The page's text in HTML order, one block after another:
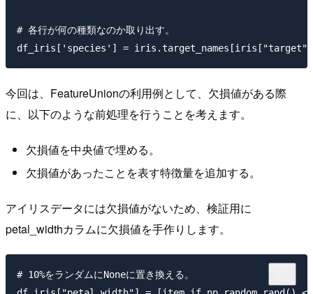
# 各行が何の種類なのか取り出す。
今回は、FeatureUnionの利用例として、欠損値がある際
に、以下のような前処理を行うことを考えます。
欠損値を中央値で埋める。
欠損値があったことを表す特徴量を追加する。
アイリスデータには欠損値がないため、検証用に
petal_widthカラムに欠損値を手作りします。
# 10%をランダムにNoneに置き換える。